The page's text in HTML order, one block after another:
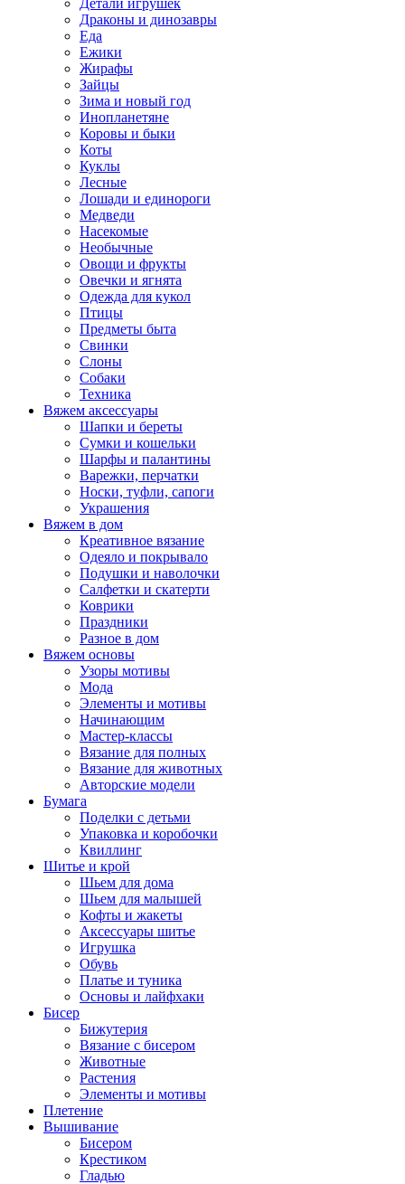
Детали игрушек
Драконы и динозавры
Еда
Ежики
Жирафы
Зайцы
Зима и новый год
Инопланетяне
Коровы и быки
Коты
Куклы
Лесные
Лошади и единороги
Медведи
Насекомые
Необычные
Овощи и фрукты
Овечки и ягнята
Одежда для кукол
Птицы
Предметы быта
Свинки
Слоны
Собаки
Техника
Вяжем аксессуары
Шапки и береты
Сумки и кошельки
Шарфы и палантины
Варежки, перчатки
Носки, туфли, сапоги
Украшения
Вяжем в дом
Креативное вязание
Одеяло и покрывало
Подушки и наволочки
Салфетки и скатерти
Коврики
Праздники
Разное в дом
Вяжем основы
Узоры мотивы
Мода
Элементы и мотивы
Начинающим
Мастер-классы
Вязание для полных
Вязание для животных
Авторские модели
Бумага
Поделки с детьми
Упаковка и коробочки
Квиллинг
Шитье и крой
Шьем для дома
Шьем для малышей
Кофты и жакеты
Аксессуары шитье
Игрушка
Обувь
Платье и туника
Основы и лайфхаки
Бисер
Бижутерия
Вязание с бисером
Животные
Растения
Элементы и мотивы
Плетение
Вышивание
Бисером
Крестиком
Гладью